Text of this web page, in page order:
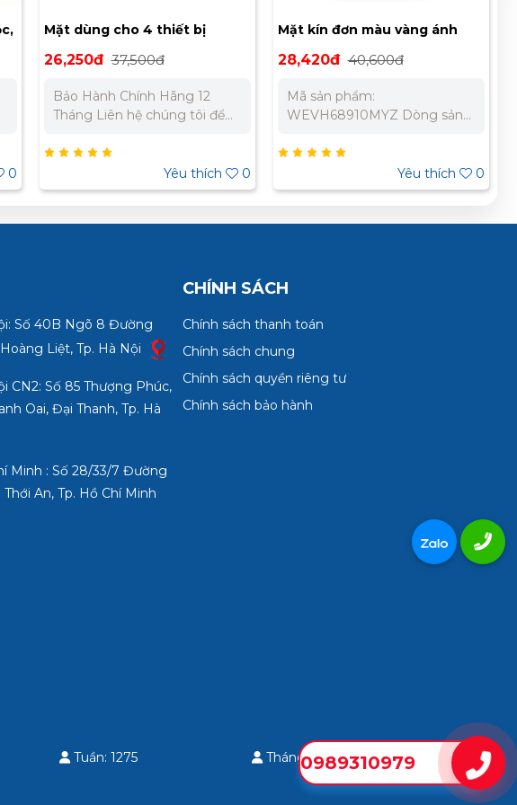
0
Mặt dùng cho 4 thiết bị
WEVH68040
26,250đ 37,500đ
Bảo Hành Chính Hãng 12
Tháng Liên hệ chúng tôi để
án. Miền Bắc : 0989 310 979
0902 303 733 – 0945 332 980
Yêu thích 0
Mặt kín đơn màu vàng ánh
kim Panasonic
28,420đ 40,600đ
Mã sản phẩm:
WEVH68910MYZ Dòng sản
Panasonic Loại: Mặt dùng
cho 1 thiết bị điện Màu sắc:
Vàng ánh kim Chất liệu: Nhựa
12 Tháng Liên hệ chúng tôi để
979 – 0973 106 269 Miền
332 980
Yêu thích 0
Số 40B Ngõ 8 Đường
Liệt, Tp. Hà Nội
CN2: Số 85 Thượng Phúc,
Oai, Đại Thanh, Tp. Hà
Minh : Số 28/33/7 Đường
Thới An, Tp. Hồ Chí Minh
CHÍNH SÁCH
Chính sách thanh toán
Chính sách chung
Chính sách quyền riêng tư
Chính sách bảo hành
Tuần: 1275 Tháng: 0 Tổng: 0
0989310979